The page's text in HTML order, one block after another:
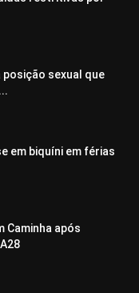
posição sexual que
em biquíni em férias
Caminha após